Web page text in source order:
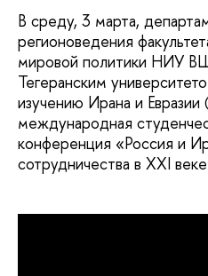
В среду, 3 марта,
регионоведения
мировой политики НИУ
Тегеранским
изучению Ирана и
международная
конференция «Россия и
сотрудничества в XXI